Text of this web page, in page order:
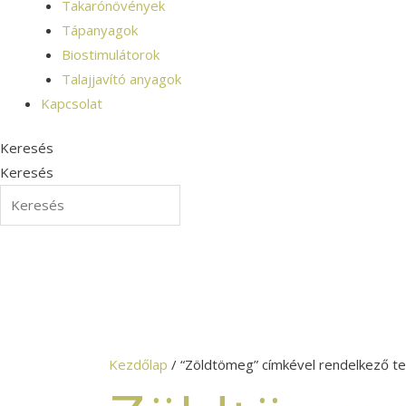
Takarónövények
Tápanyagok
Biostimulátorok
Talajjavító anyagok
Kapcsolat
Keresés
Keresés
Kezdőlap / “Zöldtömeg” címkével rendelkező